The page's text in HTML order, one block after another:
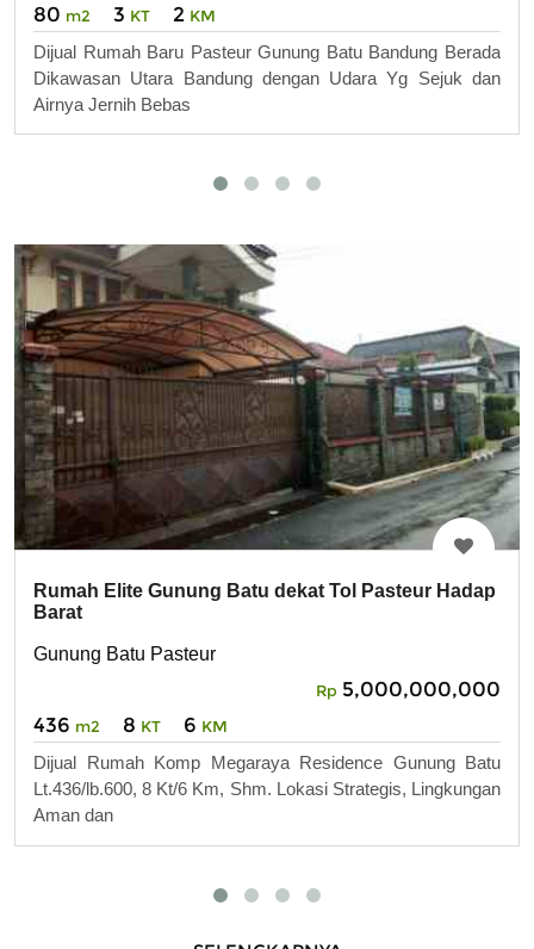
80 m2 3 KT 2 KM
Dijual Rumah Baru Pasteur Gunung Batu Bandung Berada
Dikawasan Utara Bandung dengan Udara Yg Sejuk dan
Airnya Jernih Bebas
Rumah Elite Gunung Batu dekat Tol Pasteur Hadap
Barat
Gunung Batu Pasteur
Rp 5,000,000,000
436 m2 8 KT 6 KM
Dijual Rumah Komp Megaraya Residence Gunung Batu
Lt.436/lb.600, 8 Kt/6 Km, Shm. Lokasi Strategis, Lingkungan
Aman dan